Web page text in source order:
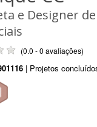
e Designer
(0.0 - 0 avaliações)
| Projetos